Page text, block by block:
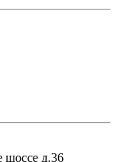
шоссе д.36